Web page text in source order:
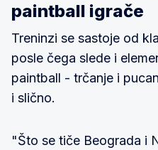
paintball igrače
Treninzi se sastoje od
posle čega slede i
paintball - trčanje i
i slično.
"Što se tiče Beograda i